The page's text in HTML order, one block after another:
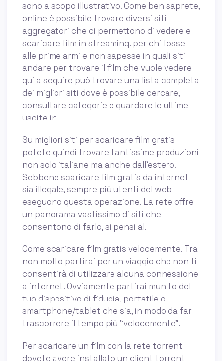
sono a scopo illustrativo. Come ben saprete,
online è possibile trovare diversi siti
aggregatori che ci permettono di vedere e
scaricare film in streaming. per chi fosse
alle prime armi e non sapesse in quali siti
andare per trovare il film che vuole vedere
qui a seguire può trovare una lista completa
dei migliori siti dove è possibile cercare,
consultare categorie e guardare le ultime
uscite in.
Su migliori siti per scaricare film gratis
potete quindi trovare tantissime produzioni
non solo italiane ma anche dall’estero.
Sebbene scaricare film gratis da internet
sia illegale, sempre più utenti del web
eseguono questa operazione. La rete offre
un panorama vastissimo di siti che
consentono di farlo, si pensi al.
Come scaricare film gratis velocemente. Tra
non molto partirai per un viaggio che non ti
consentirà di utilizzare alcuna connessione
a internet. Ovviamente partirai munito del
tuo dispositivo di fiducia, portatile o
smartphone/tablet che sia, in modo da far
trascorrere il tempo più “velocemente”.
Per scaricare un film con la rete torrent
dovete avere installato un client torrent